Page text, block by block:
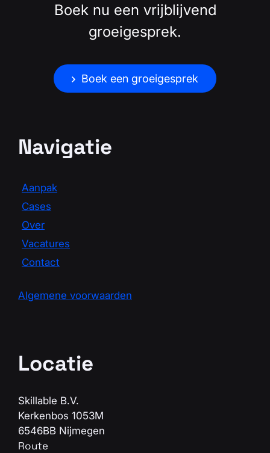
Boek nu een vrijblijvend
groeigesprek.
Boek een groeigesprek
Navigatie
Aanpak
Cases
Over
Vacatures
Contact
Algemene voorwaarden
Locatie
Skillable B.V.
Kerkenbos 1053M
6546BB Nijmegen
Route